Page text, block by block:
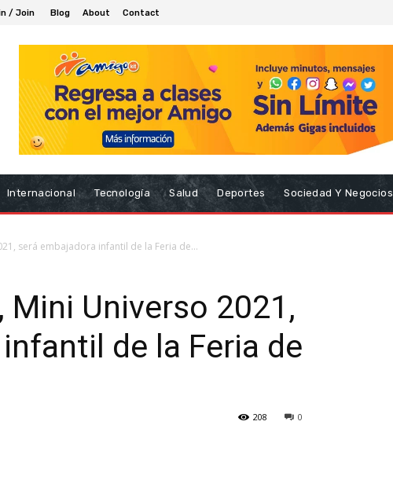
/ Join Blog About Contact
Internacional Tecnología Salud Deportes Sociedad Y Negocios
será embajadora infantil de la Feria de...
Mini Universo 2021,
de la Feria de
0
208